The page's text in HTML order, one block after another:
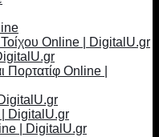
Online | DigitalU.gr
Πορτατίφ Online |
DigitalU.gr
| DigitalU.gr